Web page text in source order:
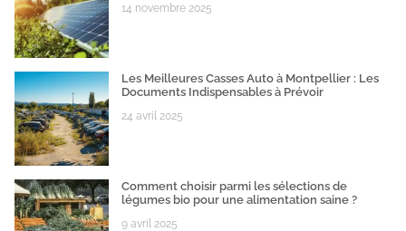
14 novembre 2025
Les Meilleures Casses Auto à Montpellier : Les
Documents Indispensables à Prévoir
24 avril 2025
Comment choisir parmi les sélections de
légumes bio pour une alimentation saine ?
9 avril 2025